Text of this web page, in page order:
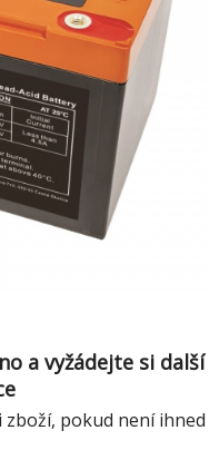
a vyžádejte si další
zboží, pokud není ihned